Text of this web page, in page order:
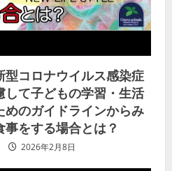
型コロナウイルス感染症
て子どもの学習・生活
のガイドラインからみ
をする場合とは？
2026年2月8日